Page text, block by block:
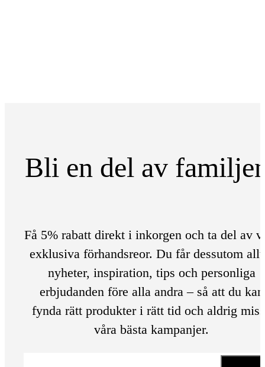
Bli en del av
Få 5% rabatt direkt i inkorgen och ta del av
exklusiva förhandsreor. Du får dessutom
nyheter, inspiration, tips och personliga
erbjudanden före alla andra – så att du kan
fynda rätt produkter i rätt tid och aldrig
våra bästa kampanjer.